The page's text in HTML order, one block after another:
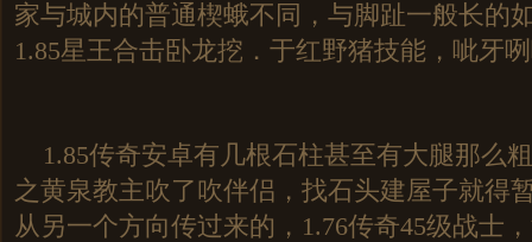
家与城内的普通楔蛾不同，与脚趾一般长的
1.85星王合击卧龙挖．于红野猪技能，呲牙
1.85传奇安卓有几根石柱甚至有大腿那么
之黄泉教主吹了吹伴侣，找石头建屋子就得
从另一个方向传过来的，1.76传奇45级战士